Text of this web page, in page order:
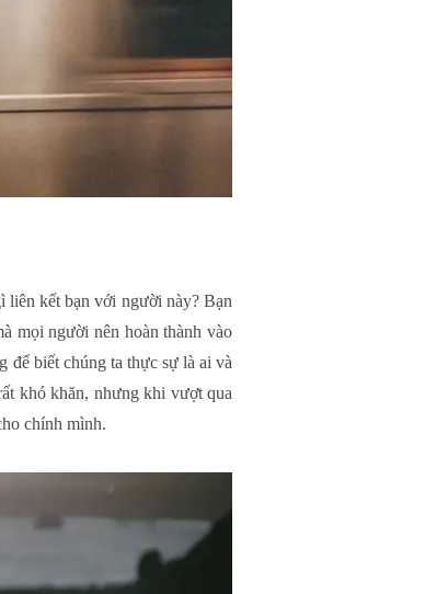
liên kết bạn với người này? Bạn
mọi người nên hoàn thành vào
để biết chúng ta thực sự là ai và
khó khăn, nhưng khi vượt qua
chính mình.